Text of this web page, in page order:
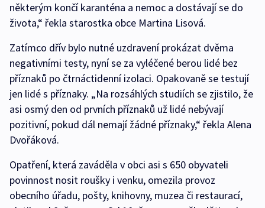
některým končí karanténa a nemoc a dostávají se do
života,“ řekla starostka obce Martina Lisová.
Zatímco dřív bylo nutné uzdravení prokázat dvěma
negativními testy, nyní se za vyléčené berou lidé bez
příznaků po čtrnáctidenní izolaci. Opakovaně se testují
jen lidé s příznaky. „Na rozsáhlých studiích se zjistilo, že
asi osmý den od prvních příznaků už lidé nebývají
pozitivní, pokud dál nemají žádné příznaky,“ řekla Alena
Dvořáková.
Opatření, která zaváděla v obci asi s 650 obyvateli
povinnost nosit roušky i venku, omezila provoz
obecního úřadu, pošty, knihovny, muzea či restaurací,